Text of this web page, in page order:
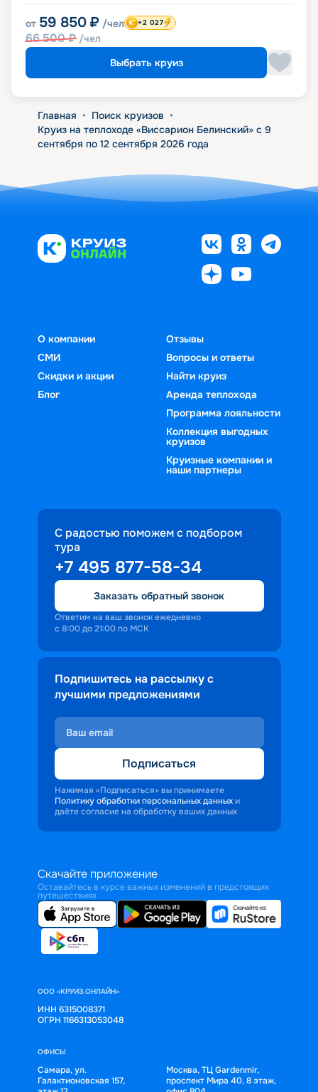
от 59 850 ₽ /чел
66 500₽ /чел
+2 027
Выбрать круиз
Главная • Поиск круизов •
Круиз на теплоходе «Виссарион Белинский» с 9
сентября по 12 сентября 2026 года
О компании
СМИ
Скидки и акции
Блог
Отзывы
Вопросы и ответы
Найти круиз
Аренда теплохода
Программа лояльности
Коллекция выгодных
круизов
Круизные компании и
наши партнеры
С радостью поможем с подбором
тура
+7 495 877-58-34
Заказать обратный звонок
Ответим на ваш звонок ежедневно
с 8:00 до 21:00 по МСК
Подпишитесь на рассылку с
лучшими предложениями
Подписаться
Нажимая «Подписаться» вы принимаете
Политику обработки персональных данных и
даёте согласие на обработку ваших данных
Скачайте приложение
Оставайтесь в курсе важных изменений в предстоящих
путешествиях
ООО «КРУИЗ.ОНЛАЙН»
ИНН 6315008371
ОГРН 1166313053048
ОФИСЫ
Самара, ул.
Галактионовская 157,
Москва, ТЦ Gardenmir,
проспект Мира 40, 8 этаж,